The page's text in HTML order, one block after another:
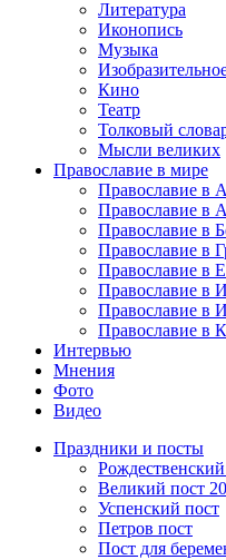
Литература
Иконопись
Музыка
Кино
Театр
Толковый
Мысли великих
Православие в мире
Православие в
Православие в
Православие в
Православие в
Православие в
Православие в
Православие в
Православие в
Интервью
Мнения
Фото
Видео
Праздники и посты
Великий пост
Успенский пост
Петров пост
Пост для